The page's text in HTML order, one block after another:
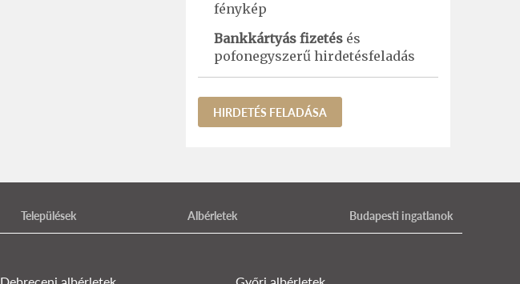
fénykép
Bankkártyás fizetés és
pofonegyszerű hirdetésfeladás
HIRDETÉS FELADÁSA
Települések Albérletek Budapesti ingatlanok